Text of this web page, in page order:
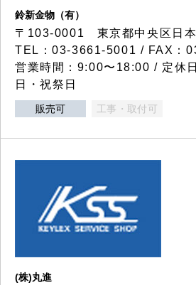
鈴新金物（有）
〒103-0001 東京都中央区日
TEL：03-3661-5001 / FAX：
営業時間：9:00〜18:00 / 定休
日・祝祭日
販売可 工事・取付可
(株)丸進